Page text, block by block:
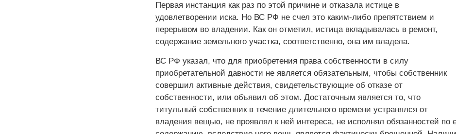
Первая инстанция как раз по этой причине и отказала истице в
удовлетворении иска. Но ВС РФ не счел это каким-либо препятствием и
перерывом во владении. Как он отметил, истица вкладывалась в ремонт,
содержание земельного участка, соответственно, она им владела.
ВС РФ указал, что для приобретения права собственности в силу
приобретательной давности не является обязательным, чтобы собственник
совершил активные действия, свидетельствующие об отказе от
собственности, или объявил об этом. Достаточным является то, что
титульный собственник в течение длительного времени устранялся от
владения вещью, не проявлял к ней интереса, не исполнял обязанностей по